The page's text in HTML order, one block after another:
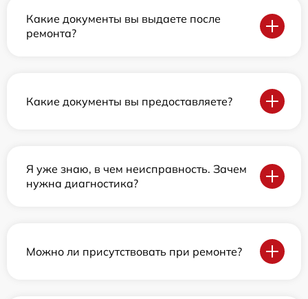
Какие документы вы выдаете после
ремонта?
Какие документы вы предоставляете?
Я уже знаю, в чем неисправность. Зачем
нужна диагностика?
Можно ли присутствовать при ремонте?